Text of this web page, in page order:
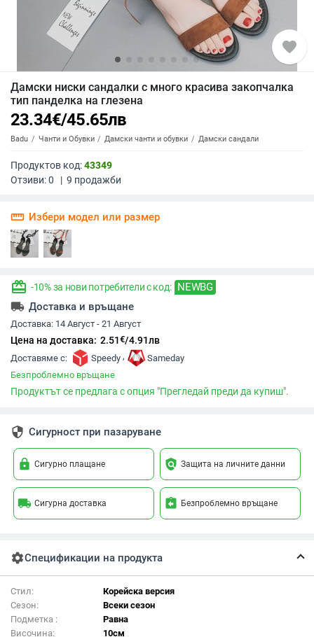
favorite
Дамски ниски сандалки с много красива закопчалка
тип панделка на глезена
23.34€/45.65лв
Badu Чанти и Обувки Дамски чанти и обувки Дамски сандали
Продуктов код:43349
Отзиви:0 | 9 продажби
straighten Избери модел или размер
redeem -10% за нови потребители с код: NEWBG
local_shipping Доставка и връщане
Доставка: 14 Август - 21 Август
Цена на доставка: 2.51€/4.91лв
Доставяме с: Speedy ,
Sameday
Безпроблемно връщане
Продуктът се предлага с опция "Прегледай преди да купиш".
security Сигурност при пазаруване
lock Сигурно плащане policy Защита на личните данни
local_shipping Сигурна доставка assignment_return Безпроблемно връщане
settingsСпецификации на продукта
Стил:
Корейска версия
Сезон:
Всеки сезон
Подметка :
Равна
Височина:
10см